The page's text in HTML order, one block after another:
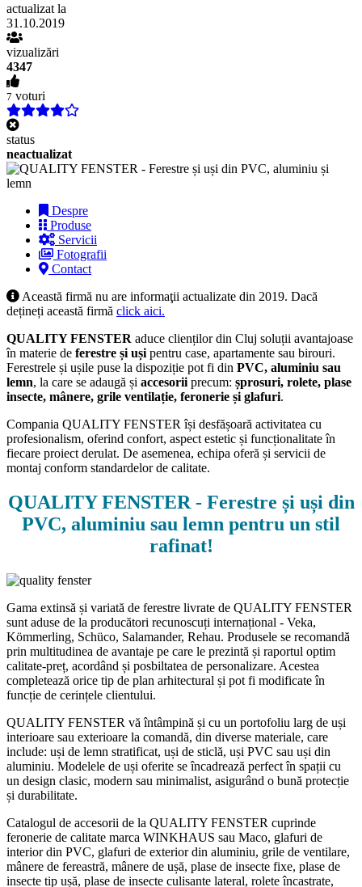
actualizat la
31.10.2019
vizualizări
4347
7 voturi
status
neactualizat
Despre
Produse
Servicii
Fotografii
Contact
Această firmă nu are informaţii actualizate din 2019. Dacă
dețineți această firmă click aici.
QUALITY FENSTER aduce clienților din Cluj soluții avantajoase
în materie de ferestre și uși pentru case, apartamente sau birouri.
Ferestrele și ușile puse la dispoziție pot fi din PVC, aluminiu sau
lemn, la care se adaugă și accesorii precum: șprosuri, rolete, plase
insecte, mânere, grile ventilație, feronerie și glafuri.
Compania QUALITY FENSTER își desfășoară activitatea cu
profesionalism, oferind confort, aspect estetic și funcționalitate în
fiecare proiect derulat. De asemenea, echipa oferă și servicii de
montaj conform standardelor de calitate.
QUALITY FENSTER - Ferestre și uși din
PVC, aluminiu sau lemn pentru un stil
rafinat!
Gama extinsă și variată de ferestre livrate de QUALITY FENSTER
sunt aduse de la producători recunoscuți internațional - Veka,
Kömmerling, Schüco, Salamander, Rehau. Produsele se recomandă
prin multitudinea de avantaje pe care le prezintă și raportul optim
calitate-preț, acordând și posbiltatea de personalizare. Acestea
completează orice tip de plan arhitectural și pot fi modificate în
funcție de cerințele clientului.
QUALITY FENSTER vă întâmpină și cu un portofoliu larg de uși
interioare sau exterioare la comandă, din diverse materiale, care
include: uși de lemn stratificat, uși de sticlă, uși PVC sau uși din
aluminiu. Modelele de uși oferite se încadrează perfect în spații cu
un design clasic, modern sau minimalist, asigurând o bună protecție
și durabilitate.
Catalogul de accesorii de la QUALITY FENSTER cuprinde
feronerie de calitate marca WINKHAUS sau Maco, glafuri de
interior din PVC, glafuri de exterior din aluminiu, grile de ventilare,
mânere de fereastră, mânere de ușă, plase de insecte fixe, plase de
insecte tip ușă, plase de insecte culisante lateral, rolete încastrate,